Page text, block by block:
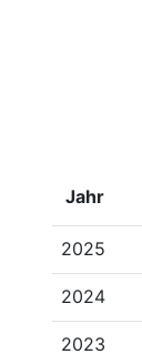
Jahr
2025
2024
2023